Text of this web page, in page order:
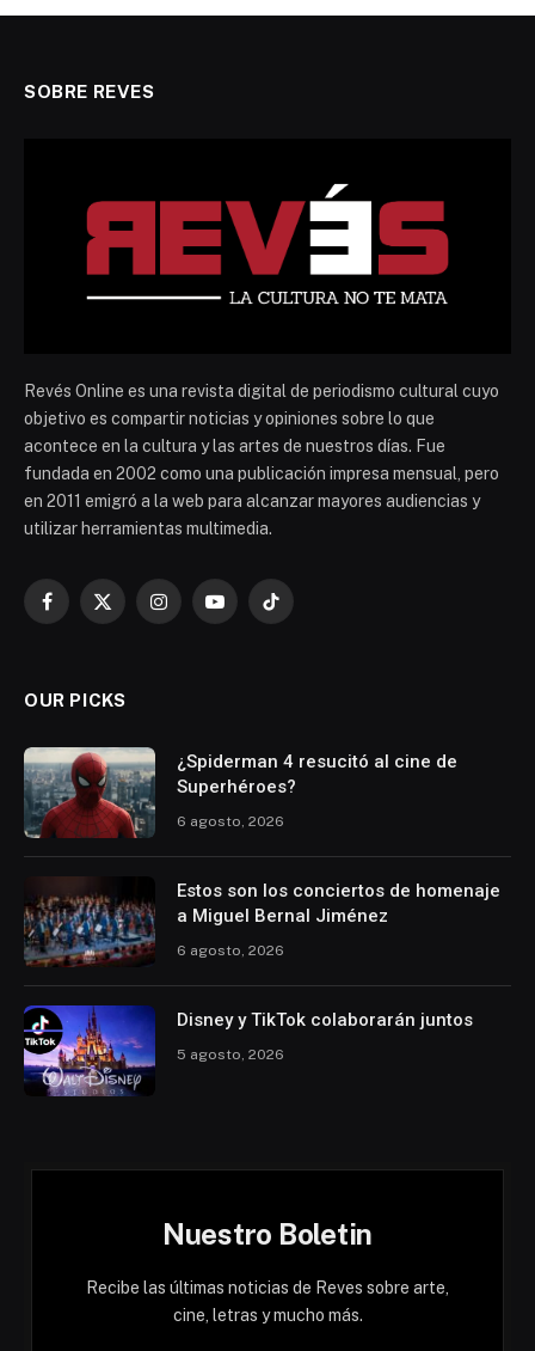
SOBRE REVES
Revés Online es una revista digital de periodismo cultural cuyo
objetivo es compartir noticias y opiniones sobre lo que
acontece en la cultura y las artes de nuestros días. Fue
fundada en 2002 como una publicación impresa mensual, pero
en 2011 emigró a la web para alcanzar mayores audiencias y
utilizar herramientas multimedia.
Facebook
X
InstagramYouTubeTikTok
OUR PICKS
¿Spiderman 4 resucitó al cine de
Superhéroes?
6 agosto, 2026
Estos son los conciertos de homenaje
a Miguel Bernal Jiménez
6 agosto, 2026
Disney y TikTok colaborarán juntos
5 agosto, 2026
Nuestro Boletin
Recibe las últimas noticias de Reves sobre arte,
cine, letras y mucho más.